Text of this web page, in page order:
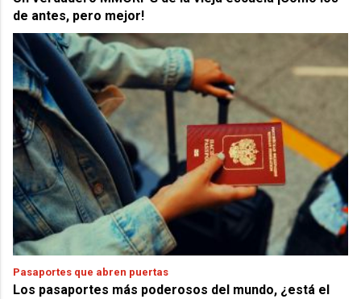
de antes, pero mejor!
Pasaportes que abren puertas
Los pasaportes más poderosos del mundo, ¿está el